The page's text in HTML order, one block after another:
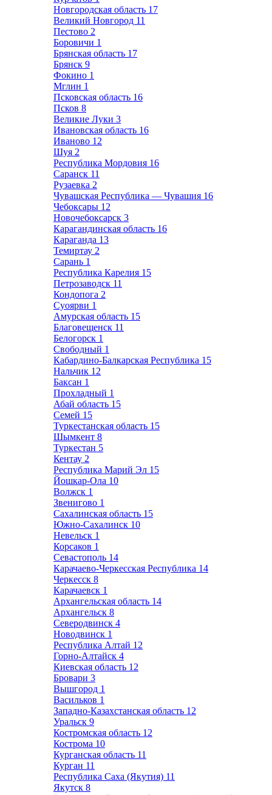
Новгородская область 17
Великий Новгород 11
Пестово 2
Боровичи 1
Брянская область 17
Брянск 9
Фокино 1
Мглин 1
Псковская область 16
Псков 8
Великие Луки 3
Ивановская область 16
Иваново 12
Шуя 2
Республика Мордовия 16
Саранск 11
Рузаевка 2
Чувашская Республика — Чувашия 16
Чебоксары 12
Новочебоксарск 3
Карагандинская область 16
Караганда 13
Темиртау 2
Сарань 1
Республика Карелия 15
Петрозаводск 11
Кондопога 2
Суоярви 1
Амурская область 15
Благовещенск 11
Белогорск 1
Свободный 1
Кабардино-Балкарская Республика 15
Нальчик 12
Баксан 1
Прохладный 1
Абай область 15
Семей 15
Туркестанская область 15
Шымкент 8
Туркестан 5
Кентау 2
Республика Марий Эл 15
Йошкар-Ола 10
Волжск 1
Звенигово 1
Сахалинская область 15
Южно-Сахалинск 10
Невельск 1
Корсаков 1
Севастополь 14
Карачаево-Черкесская Республика 14
Черкесск 8
Карачаевск 1
Архангельская область 14
Архангельск 8
Северодвинск 4
Новодвинск 1
Республика Алтай 12
Горно-Алтайск 4
Киевская область 12
Бровари 3
Вышгород 1
Васильков 1
Западно-Казахстанская область 12
Уральск 9
Костромская область 12
Кострома 10
Курганская область 11
Курган 11
Республика Саха (Якутия) 11
Якутск 8